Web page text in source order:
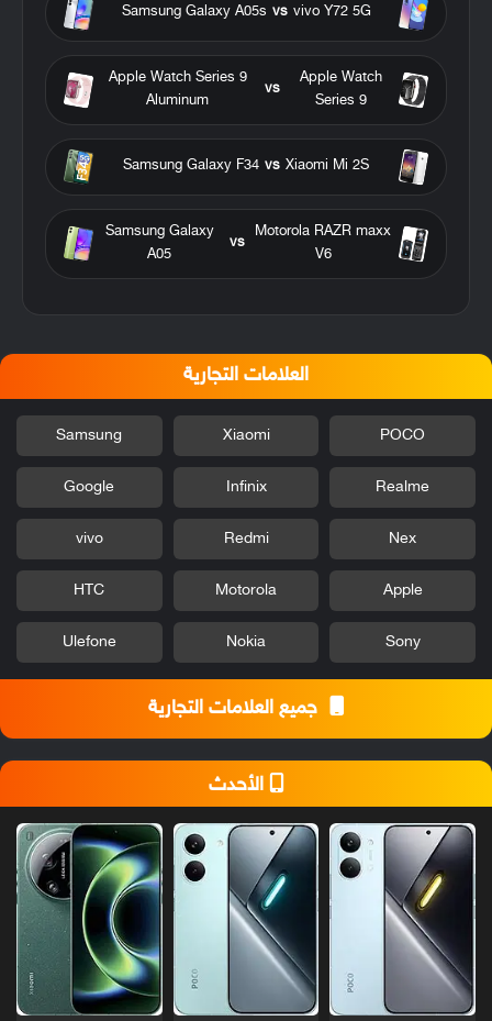
vivo Y72 5G
vs
Samsung Galaxy A05s
Apple Watch
Series 9
vs
Apple Watch Series 9
Aluminum
Xiaomi Mi 2S
vs
Samsung Galaxy F34
Motorola RAZR maxx
V6
vs
Samsung Galaxy
A05
العلامات التجارية
POCO
Xiaomi
Samsung
Realme
Infinix
Google
Nex
Redmi
vivo
Apple
Motorola
HTC
Sony
Nokia
Ulefone
جميع العلامات التجارية
الأحدث